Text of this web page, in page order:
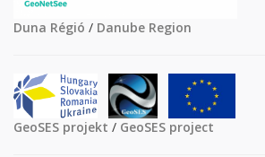
Duna Régió / Danube Region
GeoSES projekt / GeoSES project